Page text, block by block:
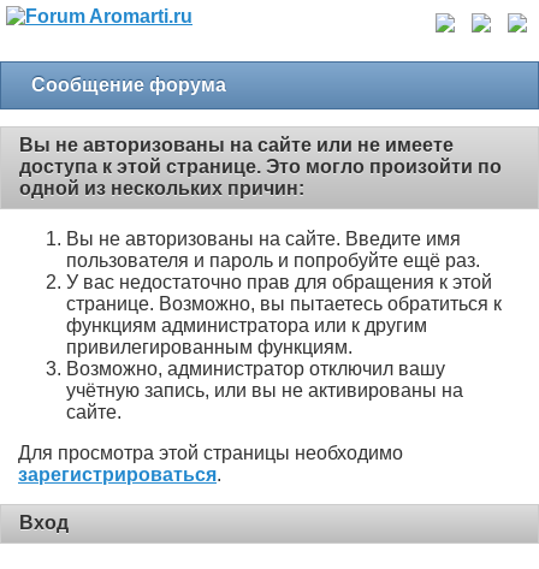
Сообщение форума
Вы не авторизованы на сайте или не имеете
доступа к этой странице. Это могло произойти по
одной из нескольких причин:
Вы не авторизованы на сайте. Введите имя
пользователя и пароль и попробуйте ещё раз.
У вас недостаточно прав для обращения к этой
странице. Возможно, вы пытаетесь обратиться к
функциям администратора или к другим
привилегированным функциям.
Возможно, администратор отключил вашу
учётную запись, или вы не активированы на
сайте.
Для просмотра этой страницы необходимо
зарегистрироваться.
Вход